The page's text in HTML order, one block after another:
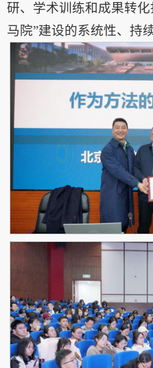
研、学术训练和成果转
马院”建设的系统性、持